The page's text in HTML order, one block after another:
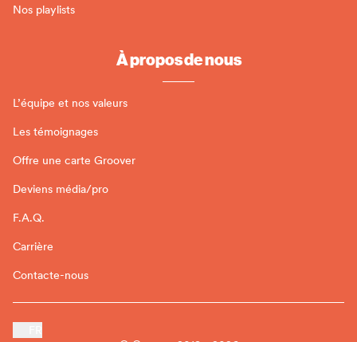
Nos playlists
À propos de nous
L’équipe et nos valeurs
Les témoignages
Offre une carte Groover
Deviens média/pro
F.A.Q.
Carrière
Contacte-nous